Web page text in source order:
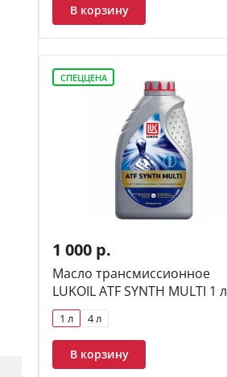
В корзину
СПЕЦЦЕНА
1 000 р.
Масло трансмиссионное
LUKOIL ATF SYNTH MULTI 1 л
1 л 4 л
В корзину